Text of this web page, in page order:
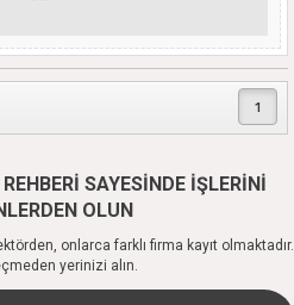
1
SAYESİNDE İŞLERİNİ
OLUN
onlarca farklı firma kayıt olmaktadır.
yerinizi alın.